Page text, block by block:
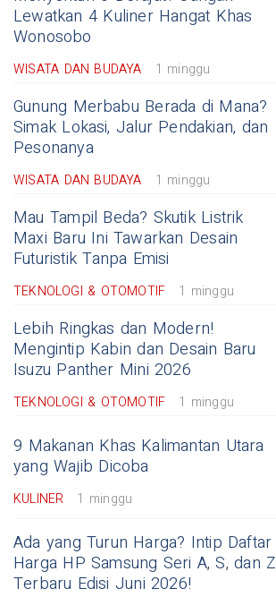
Lewatkan 4 Kuliner Hangat Khas
Wonosobo
WISATA DAN BUDAYA 1 minggu
Gunung Merbabu Berada di Mana?
Simak Lokasi, Jalur Pendakian, dan
Pesonanya
WISATA DAN BUDAYA 1 minggu
Mau Tampil Beda? Skutik Listrik
Maxi Baru Ini Tawarkan Desain
Futuristik Tanpa Emisi
TEKNOLOGI & OTOMOTIF 1 minggu
Lebih Ringkas dan Modern!
Mengintip Kabin dan Desain Baru
Isuzu Panther Mini 2026
TEKNOLOGI & OTOMOTIF 1 minggu
9 Makanan Khas Kalimantan Utara
yang Wajib Dicoba
KULINER 1 minggu
Ada yang Turun Harga? Intip Daftar
Harga HP Samsung Seri A, S, dan Z
Terbaru Edisi Juni 2026!